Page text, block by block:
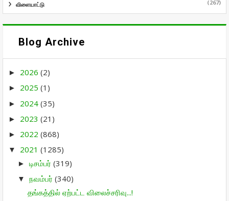
விளையாட்டு (267)
Blog Archive
► 2026 (2)
► 2025 (1)
► 2024 (35)
► 2023 (21)
► 2022 (868)
▼ 2021 (1285)
► டிசம்பர் (319)
▼ நவம்பர் (340)
தங்கத்தில் ஏற்பட்ட விலைச்சரிவு...!